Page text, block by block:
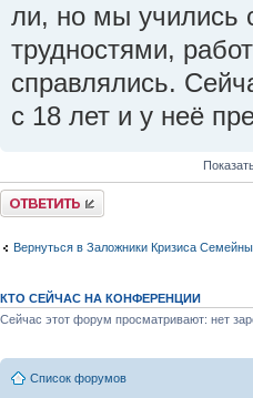
ли, но мы учились
трудностями,
справлялись.
с 18 лет и у неё
Ответить
Вернуться в Заложники Кризиса
КТО СЕЙЧАС НА КОНФЕРЕНЦИИ
Сейчас этот форум просматривают: нет
Список форумов